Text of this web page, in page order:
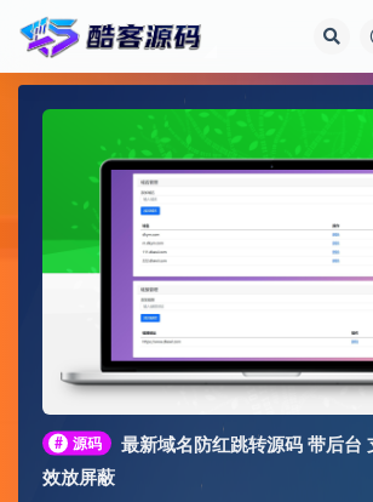
# 源码
最新域名防红跳转源码 带后台
效放屏蔽